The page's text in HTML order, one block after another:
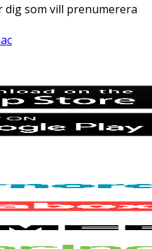
som vill prenumerera